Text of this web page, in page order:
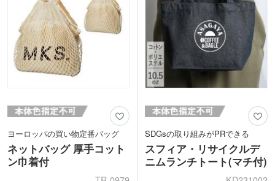
ヨーロッパの買い物定番バッグ
ネットバッグ 厚手コット
ン巾着付
SDGsの取り組みがPRできる
スフィア・リサイクルデ
ニムランチトート(マチ付)